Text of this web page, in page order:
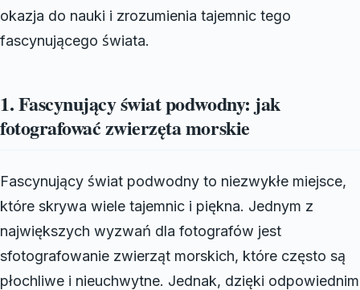
okazja do nauki i zrozumienia tajemnic tego
fascynującego świata.
1. Fascynujący świat podwodny: jak
fotografować zwierzęta morskie
Fascynujący świat podwodny to niezwykłe miejsce,
które skrywa wiele tajemnic i piękna. Jednym z
największych wyzwań dla fotografów jest
sfotografowanie zwierząt morskich, które często są
płochliwe i nieuchwytne. Jednak, dzięki odpowiednim